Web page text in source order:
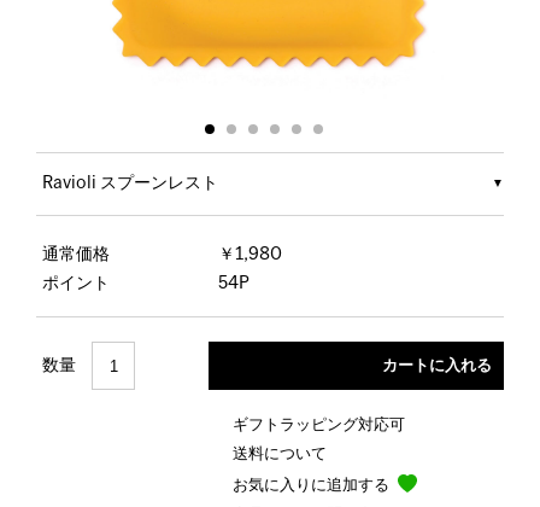
Ravioli スプーンレスト
通常価格
￥1,980
ポイント
54P
数量
ギフトラッピング対応可
送料について
お気に入りに追加する